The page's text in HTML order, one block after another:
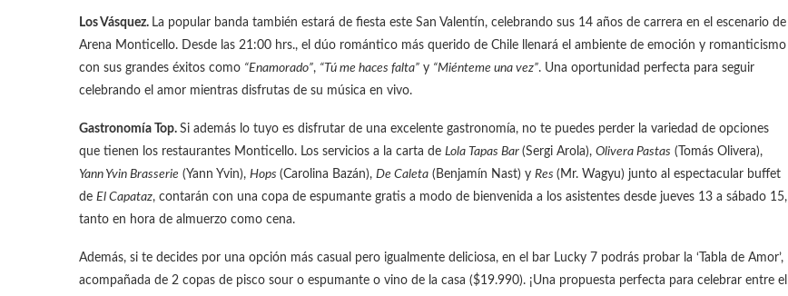
Los Vásquez. La popular banda también estará de fiesta este San Valentín, celebrando sus 14 años de carrera en el escenario de
Arena Monticello. Desde las 21:00 hrs., el dúo romántico más querido de Chile llenará el ambiente de emoción y romanticismo
con sus grandes éxitos como “Enamorado”, “Tú me haces falta” y “Miénteme una vez”. Una oportunidad perfecta para seguir
celebrando el amor mientras disfrutas de su música en vivo.
Gastronomía Top. Si además lo tuyo es disfrutar de una excelente gastronomía, no te puedes perder la variedad de opciones
que tienen los restaurantes Monticello. Los servicios a la carta de Lola Tapas Bar (Sergi Arola), Olivera Pastas (Tomás Olivera),
Yann Yvin Brasserie (Yann Yvin), Hops (Carolina Bazán), De Caleta (Benjamín Nast) y Res (Mr. Wagyu) junto al espectacular buffet
de El Capataz, contarán con una copa de espumante gratis a modo de bienvenida a los asistentes desde jueves 13 a sábado 15,
tanto en hora de almuerzo como cena.
Además, si te decides por una opción más casual pero igualmente deliciosa, en el bar Lucky 7 podrás probar la ‘Tabla de Amor’,
acompañada de 2 copas de pisco sour o espumante o vino de la casa ($19.990). ¡Una propuesta perfecta para celebrar entre el